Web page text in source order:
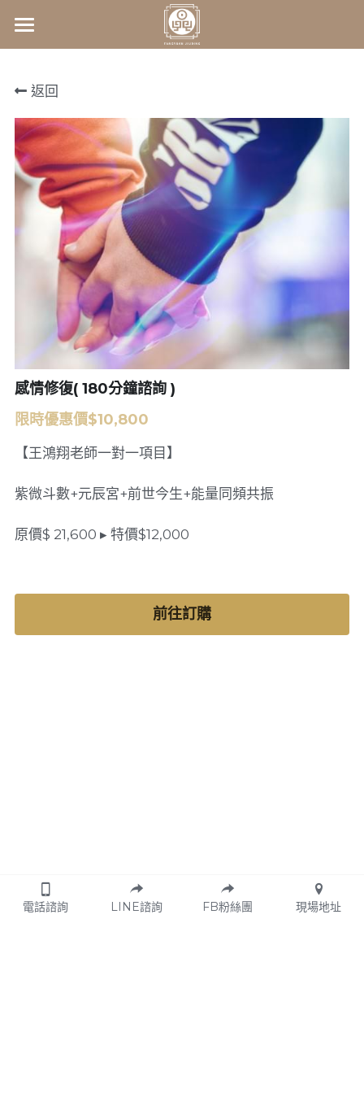
首頁
關於我們
關於我們
常見問答
師資介紹
王鴻翔老師
kelly老師
王懷祖老師
最新課程資訊
2026赤馬一動‧命運全變
身心靈啟動課程
1207易經卜卦(一日實戰班)
1214合一數入門課程(三期班)
腦波評測
商城
產品
服務
課程
異業合作
服務項目
影音分享
聯絡資訊
合一數速算
線上諮詢
返回
感情修復( 180分鐘諮詢 )
限時優惠價$10,800
【王鴻翔老師一對一項目】
紫微斗數+元辰宮+前世今生+能量同頻共振
原價$ 21,600 ▸ 特價$12,000
前往訂購
商品分類
所有商品分類
電話諮詢 LINE諮詢 FB粉絲團 現場地址